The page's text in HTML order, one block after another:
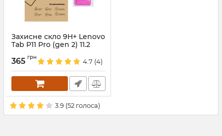
Захисне скло 9H+ Lenovo
Tab P11 Pro (gen 2) 11.2
Артикул:6431
365 грн
4.7 (4)
3.9 (52 голоса)